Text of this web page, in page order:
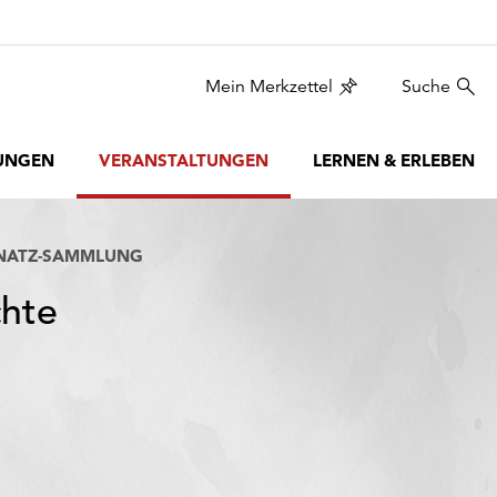
Mein Merkzettel Suche
VERANSTALTUNGEN LERNEN & ERLEBEN
SAMMLUNG